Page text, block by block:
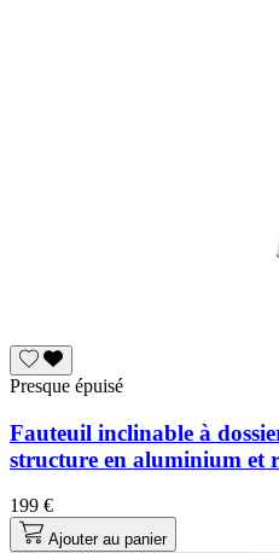
Presque épuisé
Fauteuil inclinable à
structure en aluminium et
199 €
Ajouter au panier